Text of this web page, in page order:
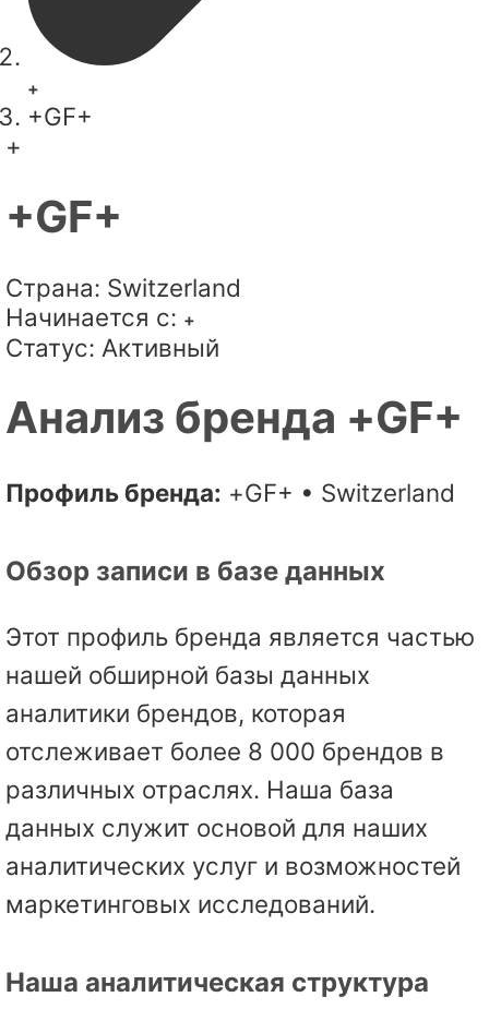
+
+GF+
+
+GF+
Страна: Switzerland
Начинается с: +
Статус: Активный
Анализ бренда +GF+
Профиль бренда: +GF+ • Switzerland
Обзор записи в базе данных
Этот профиль бренда является частью
нашей обширной базы данных
аналитики брендов, которая
отслеживает более 8 000 брендов в
различных отраслях. Наша база
данных служит основой для наших
аналитических услуг и возможностей
маркетинговых исследований.
Наша аналитическая структура